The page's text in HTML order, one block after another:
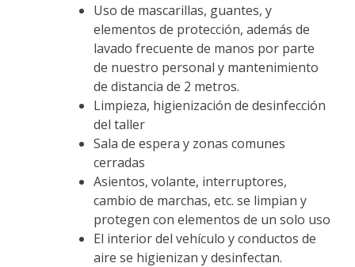
Uso de mascarillas, guantes, y
elementos de protección, además de
lavado frecuente de manos por parte
de nuestro personal y mantenimiento
de distancia de 2 metros.
Limpieza, higienización de desinfección
del taller
Sala de espera y zonas comunes
cerradas
Asientos, volante, interruptores,
cambio de marchas, etc. se limpian y
protegen con elementos de un solo uso
El interior del vehículo y conductos de
aire se higienizan y desinfectan.